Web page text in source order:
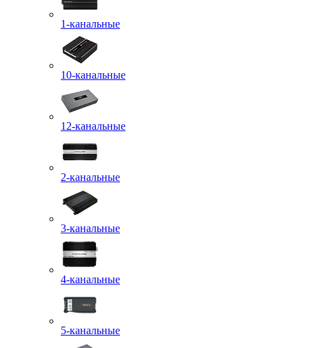
1-канальные
10-канальные
12-канальные
2-канальные
3-канальные
4-канальные
5-канальные